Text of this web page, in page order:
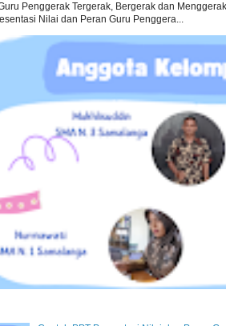
Penggerak Tergerak, Bergerak dan
Nilai dan Peran Guru Penggera...